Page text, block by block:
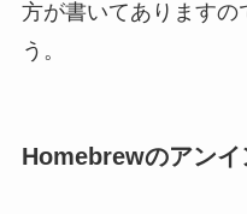
方が書いてありますの
う。
Homebrewのアン